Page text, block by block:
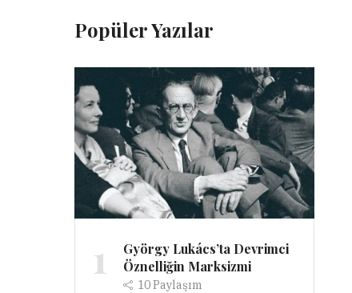
Popüler Yazılar
1
György Lukács’ta Devrimci
Öznelliğin Marksizmi
10Paylaşım